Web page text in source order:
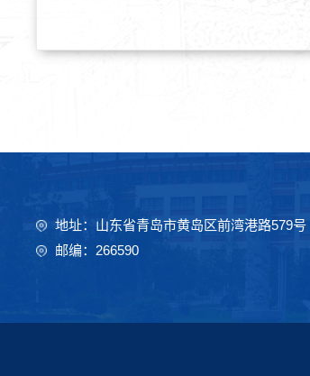
地址：山东省青岛市黄岛区前湾港路579号
邮编：266590